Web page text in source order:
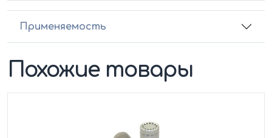
Применяемость
Похожие товары